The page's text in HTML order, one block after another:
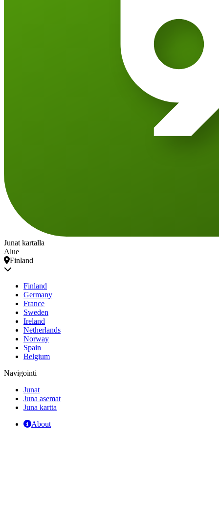
Junat kartalla
Alue
Finland
Finland
Germany
France
Sweden
Ireland
Netherlands
Norway
Spain
Belgium
Navigointi
Junat
Juna asemat
Juna kartta
About